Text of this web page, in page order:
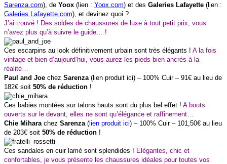
Sarenza.com), de Yoox (lien : Yoox.com) et des Galeries Lafayette (lien :
Galeries Lafayette.com), et devinez quoi ?
J’ai trouvé ! Des soldes de chaussures de luxe à tout petit prix, vous
n’avez plus qu’à suivre le guide… !
Ces escarpins au look définitivement urbain sont très élégants ! A la fois
vintage et bien d’aujourd’hui, vous aurez les pieds bien ancrés à la
réalité…
Paul and Joe chez Sarenza (lien produit ici) – 100% Cuir – 91€ au lieu de
182€ soit 50% de réduction !
Ces babies montées sur talons hauts sont du plus bel effet ! A bouts
ouverts sur le devant, elles ne sont qu’élégance et raffinement…
Chie Mihara chez Sarenza (lien produit ici) – 100% Cuir – 101,50€ au lieu
de 203€ soit 50% de réduction !
Ces sandales en cuir lamé sont splendides ! Elégantes, chic et
confortables, je vous présente les chaussures idéales pour toutes vos